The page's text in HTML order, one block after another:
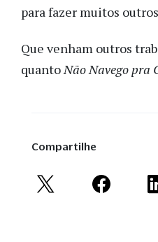
para fazer muitos
Que venham outros
quantoNão Navego pra
Compartilhe